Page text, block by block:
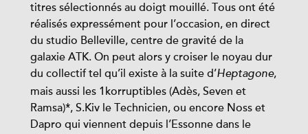
titres sélectionnés au doigt mouillé. Tous ont été
réalisés expressément pour l’occasion, en direct
du studio Belleville, centre de gravité de la
galaxie ATK. On peut alors y croiser le noyau dur
du collectif tel qu’il existe à la suite d’Heptagone,
mais aussi les 1korruptibles (Adès, Seven et
Ramsa)*, S.Kiv le Technicien, ou encore Noss et
Dapro qui viennent depuis l’Essonne dans le